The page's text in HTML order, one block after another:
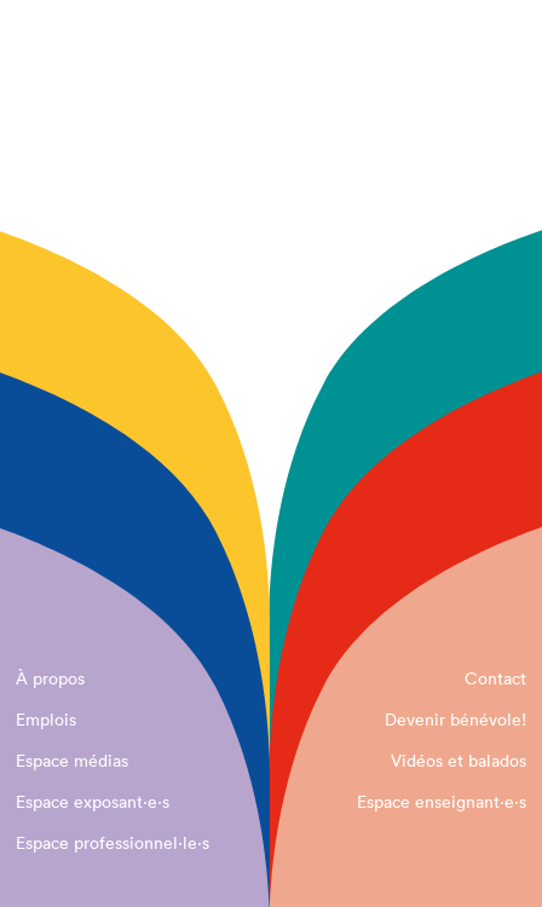
À propos
Contact
Emplois
Devenir bénévole!
Espace médias
Vidéos et balados
Espace exposant·e⋅s
Espace enseignant·e⋅s
Espace professionnel·le⋅s